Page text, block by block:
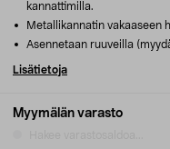
Myymälän varasto
kannattimilla.
Metallikannatin vakaaseen
Asennetaan ruuveilla
Lisätietoja